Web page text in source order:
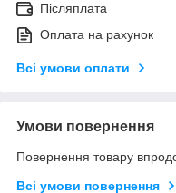
Післяплата
Оплата на рахунок
Всі умови оплати
Умови повернення
Повернення товару
Всі умови повернення